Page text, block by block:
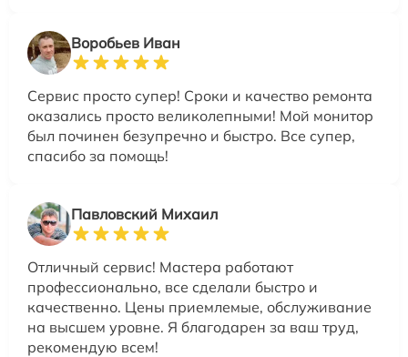
Воробьев Иван
Сервис просто супер! Сроки и качество ремонта
оказались просто великолепными! Мой монитор
был починен безупречно и быстро. Все супер,
спасибо за помощь!
Павловский Михаил
Отличный сервис! Мастера работают
профессионально, все сделали быстро и
качественно. Цены приемлемые, обслуживание
на высшем уровне. Я благодарен за ваш труд,
рекомендую всем!